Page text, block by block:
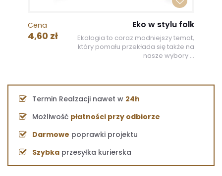
Cena
4,60 zł
Eko w stylu folk
Ekologia to coraz modniejszy temat,
który pomału przekłada się także na
nasze wybory ...
Termin Realzacji nawet w 24h
Możliwość płatności przy odbiorze
Darmowe poprawki projektu
Szybka przesyłka kurierska